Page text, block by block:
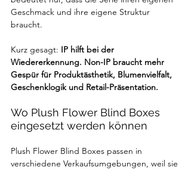
Geschmack und ihre eigene Struktur
braucht.
Kurz gesagt: IP hilft bei der
Wiedererkennung. Non-IP braucht mehr
Gespür für Produktästhetik, Blumenvielfalt,
Geschenklogik und Retail-Präsentation.
Wo Plush Flower Blind Boxes
eingesetzt werden können
Plush Flower Blind Boxes passen in
verschiedene Verkaufsumgebungen, weil sie